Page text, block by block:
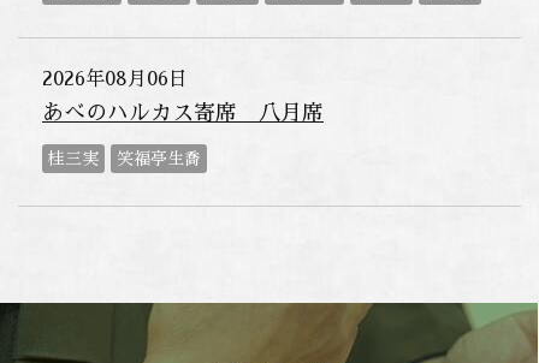
2026年08月06日
あべのハルカス寄席 八月席
桂三実 笑福亭生喬